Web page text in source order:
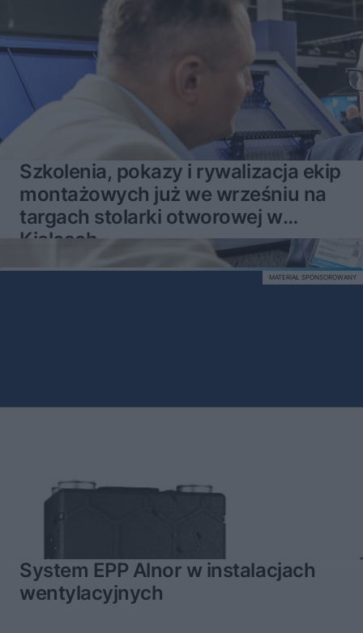
Szkolenia, pokazy i rywalizacja ekip
montażowych już we wrześniu na
targach stolarki otworowej w
Kielcach
System EPP Alnor w instalacjach
wentylacyjnych
MATERIAŁ SPONSOROWANY